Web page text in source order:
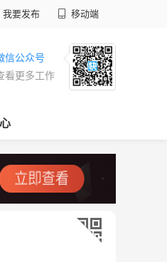
我要发布 移动端
信公众号
看更多工作